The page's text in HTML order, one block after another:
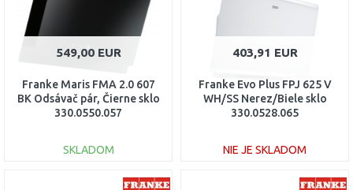
549,00 EUR
Franke Maris FMA 2.0 607
BK Odsávač pár, Čierne sklo
330.0550.057
SKLADOM
DO KOŠÍKA
403,91 EUR
Franke Evo Plus FPJ 625 V
WH/SS Nerez/Biele sklo
330.0528.065
NIE JE SKLADOM
DO KOŠÍKA